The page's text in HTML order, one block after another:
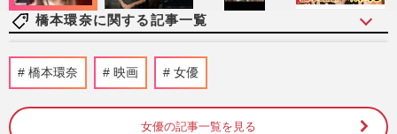
橋本環奈に関する記事一覧
『ダブルインパクト』司会の橋本環
奈、“胸元ブカブカドレス”のリベンジ成功
週刊女性PRIME 2026/7/24
橋本環奈 映画 女優
女優の記事一覧を見る